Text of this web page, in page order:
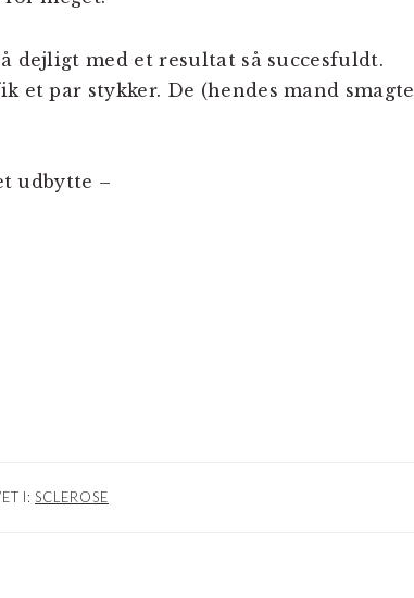
dejligt med et resultat så succesfuldt.
et par stykker. De (hendes mand smagte
udbytte –
I: SCLEROSE